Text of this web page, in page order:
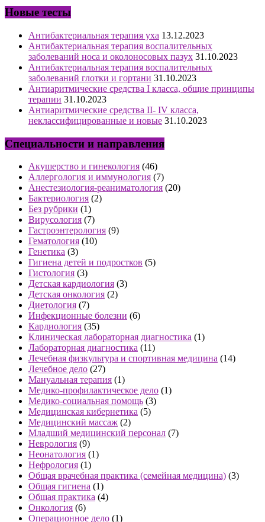
Новые тесты
Антибактериальная терапия уха 13.12.2023
Антибактериальная терапия воспалительных
заболеваний носа и околоносовых пазух 31.10.2023
Антибактериальная терапия воспалительных
заболеваний глотки и гортани 31.10.2023
Антиаритмические средства I класса, общие принципы
терапии 31.10.2023
Антиаритмические средства II- IV класса,
неклассифицированные и новые 31.10.2023
Специальности и направления
Акушерство и гинекология (46)
Аллергология и иммунология (7)
Анестезиология-реаниматология (20)
Бактериология (2)
Без рубрики (1)
Вирусология (7)
Гастроэнтерология (9)
Гематология (10)
Генетика (3)
Гигиена детей и подростков (5)
Гистология (3)
Детская кардиология (3)
Детская онкология (2)
Диетология (7)
Инфекционные болезни (6)
Кардиология (35)
Клиническая лабораторная диагностика (1)
Лабораторная диагностика (11)
Лечебная физкультура и спортивная медицина (14)
Лечебное дело (27)
Мануальная терапия (1)
Медико-профилактическое дело (1)
Медико-социальная помощь (3)
Медицинская кибернетика (5)
Медицинский массаж (2)
Младший медицинский персонал (7)
Неврология (9)
Неонатология (1)
Нефрология (1)
Общая врачебная практика (семейная медицина) (3)
Общая гигиена (1)
Общая практика (4)
Онкология (6)
Операционное дело (1)